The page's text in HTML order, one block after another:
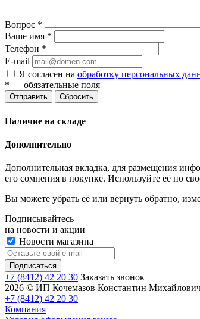
Вопрос *
Ваше имя *
Телефон *
E-mail
Я согласен на обработку персональных
* — обязательные поля
Отправить Сбросить
Наличие на складе
Дополнительно
Дополнительная вкладка, для размещения
его сомнения в покупке. Используйте её по
Вы можете убрать её или вернуть обратно,
Подписывайтесь
на новости и акции
Новости магазина
+7 (8412) 42 20 30 Заказать звонок
2026 © ИП Кочемазов Константин
+7 (8412) 42 20 30
Компания